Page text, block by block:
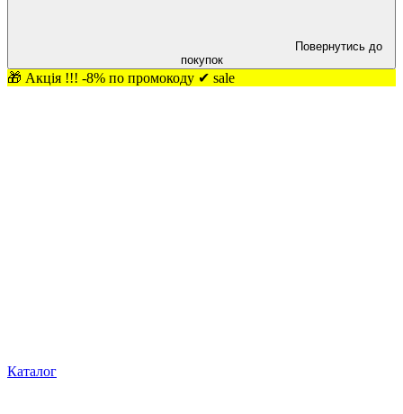
Повернутись до
покупок
🎁 Акція !!! -8% по промокоду ✔ sale
Каталог